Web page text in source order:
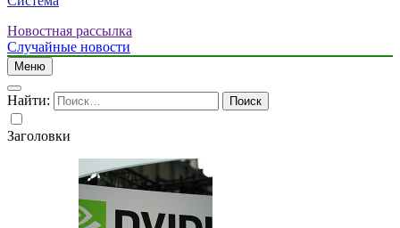
Новостная рассылка
Случайные новости
Меню
Найти:
Заголовки